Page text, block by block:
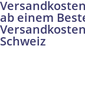
ab einem
Schweiz